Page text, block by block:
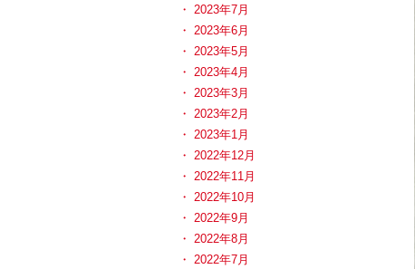
2023年7月
2023年6月
2023年5月
2023年4月
2023年3月
2023年2月
2023年1月
2022年12月
2022年11月
2022年10月
2022年9月
2022年8月
2022年7月